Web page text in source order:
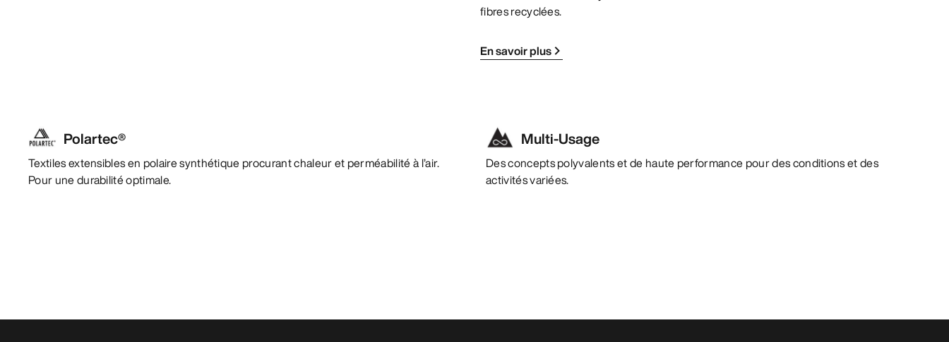
fibres recyclées.
En savoir plus
Polartec®
Textiles extensibles en polaire synthétique procurant chaleur et perméabilité à l’air.
Pour une durabilité optimale.
Multi-Usage
Des concepts polyvalents et de haute performance pour des conditions et des
activités variées.